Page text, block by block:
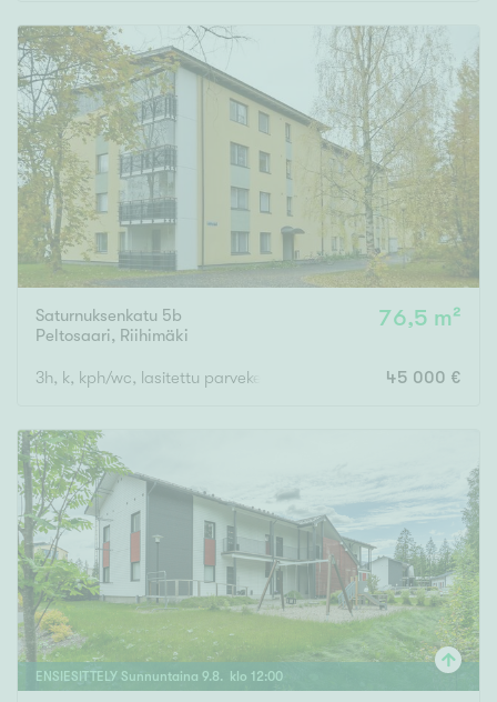
Rakennusvuosi
Uudiskohteet
Vain uudiskohteet Ei uudiskohteita
Arvokohteet
Vain arvokohteet Ei arvokohteita
Kunto
Hyvä
Tyydyttävä
Välttävä
Ominaisuudet
Hissi
Järvi- tai merinäköala
Saturnuksenkatu 5b
Peltosaari, Riihimäki
76,5 m²
3h, k, kph/wc, lasitettu parveke 45 000 €
ENSIESITTELY Sunnuntaina 9.8. klo 12:00